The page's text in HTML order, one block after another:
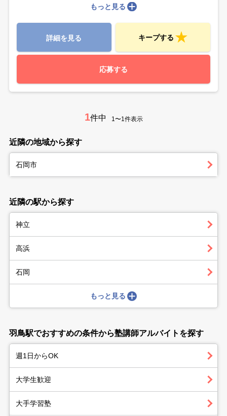
もっと見る
詳細を見る キープする
応募する
1件中 1〜1件表示
近隣の地域から探す
石岡市
近隣の駅から探す
神立
高浜
石岡
もっと見る
羽鳥駅でおすすめの条件から塾講師アルバイトを探す
週1日からOK
大学生歓迎
大手学習塾